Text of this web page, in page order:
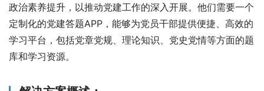
政治素养提升，以推动党建工作的深入开展。他们需要一个
定制化的党建答题APP，能够为党员干部提供便捷、高效的
学习平台，包括党章党规、理论知识、党史党情等方面的题
库和学习资源。